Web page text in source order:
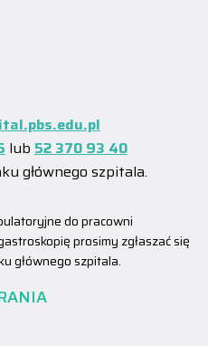
lub 52 370 93 40
głównego szpitala.
do pracowni
prosimy zgłaszać się
głównego szpitala.